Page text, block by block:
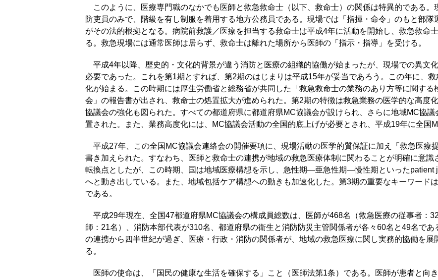
このように、医療専門職のなかでも医師と救急救命士（以下、救命士）の関係は特異的である。
防吏員のみで、階級を有し制服を着用する地方公務員である。現場では「指揮・命令」のもと部
がその法的根拠となる。病院前救護／医療を担当する救命士は平成4年に活動を開始し、救急救命
る。救急現場には通常医師は居らず、救命士は離れた場所から医師の「指示・指導」を受ける。
平成4年以降、歴史的・文化的背景が違う消防と医療の組織的協働が始まったが、現場での異文
必要であった。これを第1期とすれば、第2期のはじまりは平成15年が妥当であろう。この年に、
化が始まる。この時期には厚生労働省と総務省が共同した「救急救命士の業務のあり方等に関する
会」の報告書が出され、救命士の処置拡大が進められた。第2期の特徴は救急業務の医学的な高度
協議会の強化も図られた。すべての都道府県に都道府県MC協議会が設けられ、さらに地域MC協
置された。また、業務高度化には、MC協議会活動の全国的底上げが必要とされ、平成19年に全国
平成27年、この全国MC協議会連絡会の開催要項に、現場活動の医学的質保証に加え「救急医療
書き加えられた。すなわち、医師と救命士の連携が地域の救急医療体制に関わることが明確に意
転換点としたが、この時期、国は地域医療構想を示し、急性期―亜急性期―慢性期といったpatient
へと動き出している。また、地域包括ケア構想への動きも加速化した。第3期の重要なキーワード
である。
平成29年現在、全国47都道府県MC協議会の構成員総数は、医師が468名（救急医療の従事者：
師：21名）、消防本部代表が310名、都道府県の衛生と消防防災主管関係者が各々60名と49名で
の連携から四半世紀が過ぎ、医療・行政・消防の関係者が、地域の救急医療に関し実務的協働を
る。
医師の使命は、「国民の健康な生活を確保する」こと（医師法第1条）である。医師が患者と向